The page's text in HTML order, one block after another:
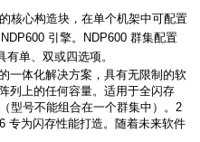
核心构造块，在单个机架中可配置
NDP600 引擎。 NDP600群集配置
有单、双或四选项。
一体化解决方案，具有无限制的软
列上的任何容量。适用于全闪存
型号不能组合在一个群集中）。2
专为闪存性能打造。随着未来软件